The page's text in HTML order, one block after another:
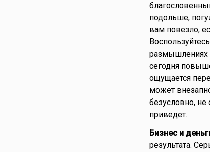
подольше,
вам повезло,
размышлениях
сегодня
ощущается
может
безусловно, не
приведет.
Бизнес и
результата.